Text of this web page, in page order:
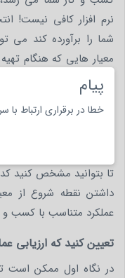
نرم افزار کافی نیست!
شما را برآورده کند می
معیار هایی که هنگام تهیه
باشید می پردازیم.
ویژگی های نرم افزاری
برای تهیه و استفاده از
ارزیابی افراد خود، به
تا بتوانید مشخص کنید
داشتن نقطه شروع از
عملکرد متناسب با کسب و
تعیین کنید که ارزیابی
در نگاه اول ممکن است
پیام
خطا در برقراری ارتباط با